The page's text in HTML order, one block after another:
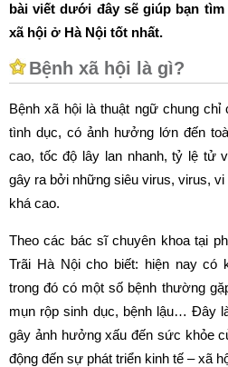
bài viết dưới đây sẽ giúp bạn
xã hội ở Hà Nội tốt nhất.
Bệnh xã hội là gì?
Bệnh xã hội là thuật ngữ chung
tình dục, có ảnh hưởng lớn đến
cao, tốc độ lây lan nhanh, tỷ lệ tử
gây ra bởi những siêu virus, virus,
khá cao.
Theo các bác sĩ chuyên khoa tại
Trãi Hà Nội cho biết: hiện nay có
trong đó có một số bệnh thường
mụn rộp sinh dục, bệnh lậu… Đây
gây ảnh hưởng xấu đến sức khỏe
động đến sự phát triển kinh tế – xã